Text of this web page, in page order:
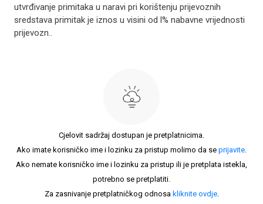
utvrđivanje primitaka u naravi pri korištenju prijevoznih
sredstava primitak je iznos u visini od l% nabavne vrijednosti
prijevozn..
Cjelovit sadržaj dostupan je pretplatnicima.
Ako imate korisničko ime i lozinku za pristup molimo da se prijavite.
Ako nemate korisničko ime i lozinku za pristup ili je pretplata istekla,
potrebno se pretplatiti.
Za zasnivanje pretplatničkog odnosa kliknite ovdje.